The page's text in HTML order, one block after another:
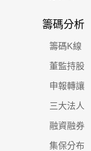
籌碼分析
籌碼K線
董監持股
申報轉讓
三大法人
融資融券
集保分布